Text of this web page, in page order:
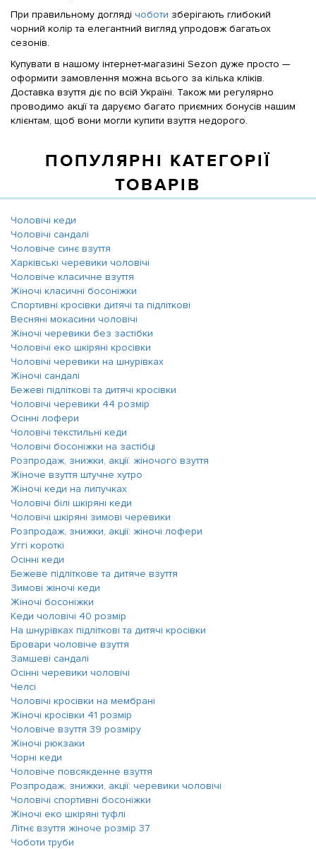
При правильному догляді чоботи зберігають глибокий
чорний колір та елегантний вигляд упродовж багатьох
сезонів.
Купувати в нашому інтернет-магазині Sezon дуже просто —
оформити замовлення можна всього за кілька кліків.
Доставка взуття діє по всій Україні. Також ми регулярно
проводимо акції та даруємо багато приємних бонусів нашим
клієнтам, щоб вони могли купити взуття недорого.
ПОПУЛЯРНІ КАТЕГОРІЇ
ТОВАРІВ
Чоловічі кеди
Чоловічі сандалі
Чоловіче синє взуття
Харківські черевики чоловічі
Чоловіче класичне взуття
Жіночі класичні босоніжки
Спортивні кросівки дитячі та підліткові
Весняні мокасини чоловічі
Жіночі черевики без застібки
Чоловічі еко шкіряні кросівки
Чоловічі черевики на шнурівках
Жіночі сандалі
Бежеві підліткові та дитячі кросівки
Чоловічі черевики 44 розмір
Осінні лофери
Чоловічі текстильні кеди
Чоловічі босоніжки на застібці
Розпродаж, знижки, акції: жіночого взуття
Жіноче взуття штучне хутро
Жіночі кеди на липучках
Чоловічі білі шкіряні кеди
Чоловічі шкіряні зимові черевики
Розпродаж, знижки, акції: жіночі лофери
Уггі короткі
Осінні кеди
Бежеве підліткове та дитяче взуття
Зимові жіночі кеди
Жіночі босоніжки
Кеди чоловічі 40 розмір
На шнурівках підліткові та дитячі кросівки
Бровари чоловіче взуття
Замшеві сандалі
Осінні черевики чоловічі
Челсі
Чоловічі кросівки на мембрані
Жіночі кросівки 41 розмір
Чоловіче взуття 39 розміру
Жіночі рюкзаки
Чорні кеди
Чоловіче повсякденне взуття
Розпродаж, знижки, акції: черевики чоловічі
Чоловічі спортивні босоніжки
Жіночі еко шкіряні туфлі
Літнє взуття жіноче розмір 37
Чоботи труби